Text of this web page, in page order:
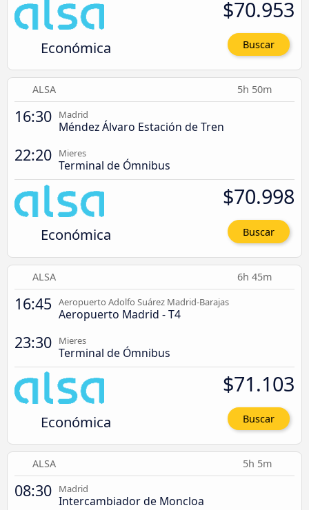
Económica
$70.953
Buscar
ALSA 5h 50m
16:30 Madrid
Méndez Álvaro Estación de Tren
22:20 Mieres
Terminal de Ómnibus
Económica
$70.998
Buscar
ALSA 6h 45m
16:45 Aeropuerto Adolfo Suárez Madrid-Barajas
Aeropuerto Madrid - T4
23:30 Mieres
Terminal de Ómnibus
Económica
$71.103
Buscar
ALSA 5h 5m
08:30 Madrid
Intercambiador de Moncloa